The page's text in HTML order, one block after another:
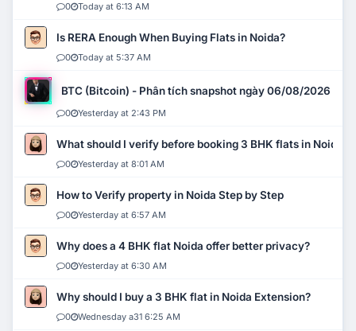
0 Today at 6:13 AM
Is RERA Enough When Buying Flats in Noida?
0 Today at 5:37 AM
BTC (Bitcoin) - Phân tích snapshot ngày 06/08/2026
0 Yesterday at 2:43 PM
What should I verify before booking 3 BHK flats in Noida?
0 Yesterday at 8:01 AM
How to Verify property in Noida Step by Step
0 Yesterday at 6:57 AM
Why does a 4 BHK flat Noida offer better privacy?
0 Yesterday at 6:30 AM
Why should I buy a 3 BHK flat in Noida Extension?
0 Wednesday a31 6:25 AM